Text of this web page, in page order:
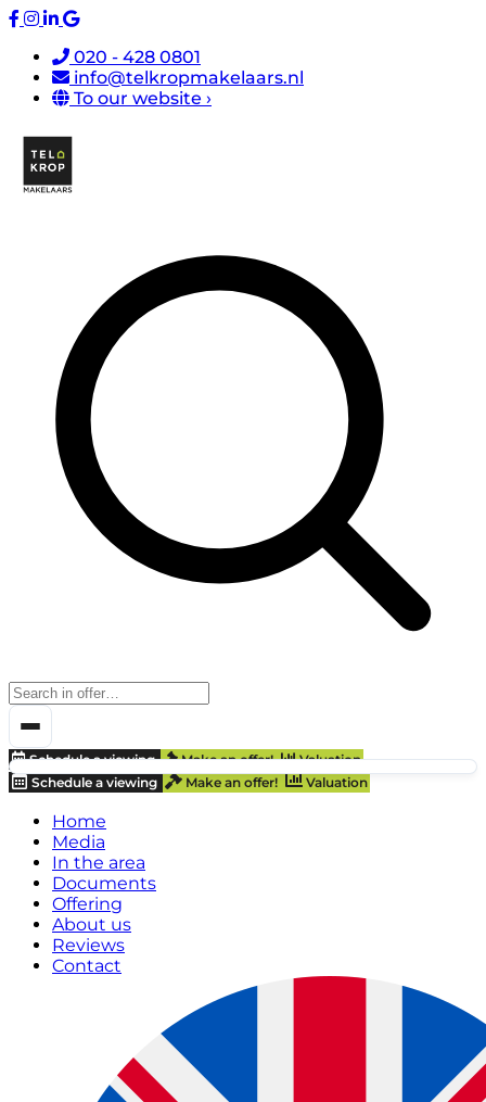
020 - 428 0801
info@telkropmakelaars.nl
To our website ›
Schedule a viewing Make an offer!
Valuation
Schedule a viewing
Make an offer! Valuation
Home
Media
In the area
Documents
Offering
About us
Reviews
Contact